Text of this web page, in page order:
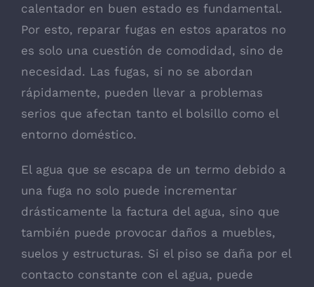
calentador en buen estado es fundamental.
Por esto, reparar fugas en estos aparatos no
es solo una cuestión de comodidad, sino de
necesidad. Las fugas, si no se abordan
rápidamente, pueden llevar a problemas
serios que afectan tanto el bolsillo como el
entorno doméstico.
El agua que se escapa de un termo debido a
una fuga no solo puede incrementar
drásticamente la factura del agua, sino que
también puede provocar daños a muebles,
suelos y estructuras. Si el piso se daña por el
contacto constante con el agua, puede